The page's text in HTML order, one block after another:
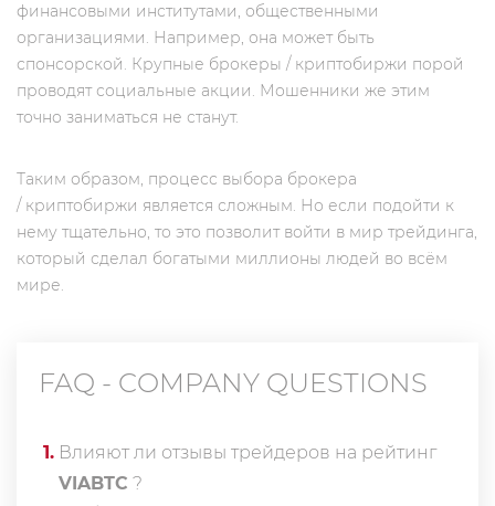
финансовыми институтами, общественными
организациями. Например, она может быть
спонсорской. Крупные брокеры / криптобиржи порой
проводят социальные акции. Мошенники же этим
точно заниматься не станут.
Таким образом, процесс выбора брокера
/ криптобиржи является сложным. Но если подойти к
нему тщательно, то это позволит войти в мир трейдинга,
который сделал богатыми миллионы людей во всём
мире.
FAQ - COMPANY QUESTIONS
1. Влияют ли отзывы трейдеров на рейтинг
VIABTC ?